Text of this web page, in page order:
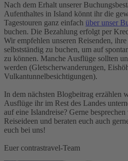
Nach dem Erhalt unserer
Aufenthaltes in Island könnt ihr die
Tagestouren ganz einfach über unser
buchen. Die Bezahlung erfolgt per
Wir empfehlen unseren Reisenden,
selbstständig zu buchen, um auf
zu können. Manche Ausflüge sollten
werden (Gletscherwanderungen,
Vulkantunnelbesichtigungen).
In dem nächsten Blogbeitrag erzählen
Ausflüge ihr im Rest des Landes
auf eine Islandreise? Gerne
Reiseideen und beraten euch auch
euch bei uns!
Euer contrastravel-Team